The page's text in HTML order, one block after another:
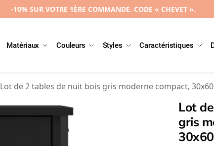
-10% SUR VOTRE 1ÈRE COMMANDE. CODE « CHEVET ».
Matériaux Couleurs Styles Caractéristiques
Lot de 2 tables de nuit bois gris moderne compact,
Lot
gris